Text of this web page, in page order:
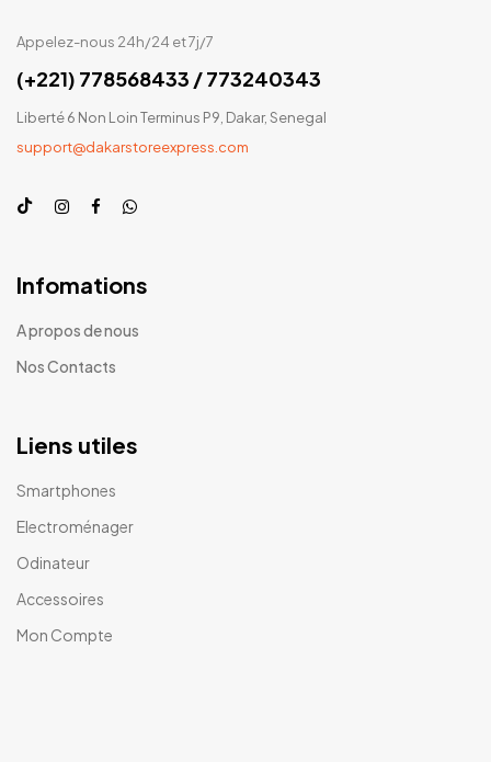
Appelez-nous 24h/24 et 7j/7
(+221) 778568433 / 773240343
Liberté 6 Non Loin Terminus P9, Dakar, Senegal
support@dakarstoreexpress.com
Infomations
A propos de nous
Nos Contacts
Liens utiles
Smartphones
Electroménager
Odinateur
Accessoires
Mon Compte